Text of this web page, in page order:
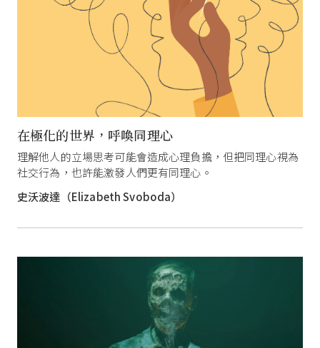
在極化的世界，呼喚同理心
理解他人的立場思考可能會造成心理負擔，但把同理心視為
社交行為，也許能激發人們更有同理心。
史沃波達（Elizabeth Svoboda）